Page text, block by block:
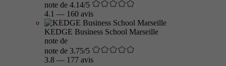
note de 4.14/5
4.1 — 160 avis
KEDGE Business School Marseille
note de
note de 3.75/5
3.8 — 177 avis